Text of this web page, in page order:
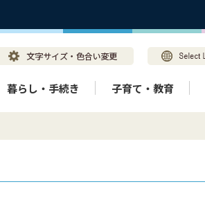
暮らし・手続き 子育て・教育